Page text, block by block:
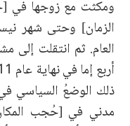
ومكثت مع زوجها في
الزمان] وحتى شهر
العام. ثم انتقلت إلى
ذلك الوضعُ السياسي
مدني في [حُجب